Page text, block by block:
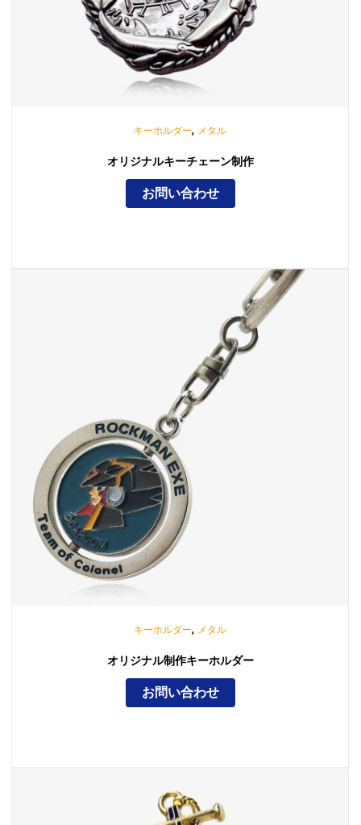
キーホルダー, メタル
オリジナルキーチェーン制作
お問い合わせ
キーホルダー, メタル
オリジナル制作キーホルダー
お問い合わせ